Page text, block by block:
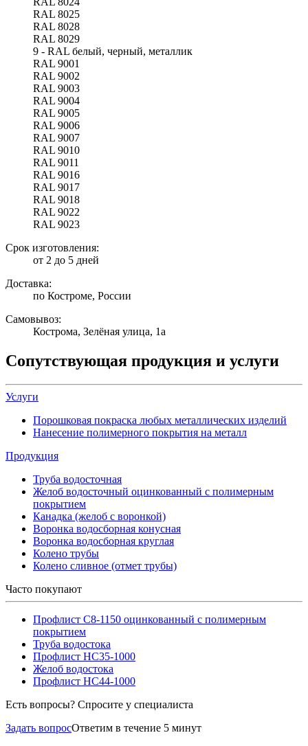
RAL 8025
RAL 8028
RAL 8029
9 - RAL белый, черный, металлик
RAL 9001
RAL 9002
RAL 9003
RAL 9004
RAL 9005
RAL 9006
RAL 9007
RAL 9010
RAL 9011
RAL 9016
RAL 9017
RAL 9018
RAL 9022
RAL 9023
Срок изготовления:
от 2 до 5 дней
Доставка:
по Костроме, России
Самовывоз:
Кострома, Зелёная улица, 1а
Сопутствующая продукция и услуги
Услуги
Порошковая покраска любых металлических изделий
Нанесение полимерного покрытия на металл
Продукция
Труба водосточная
Желоб водосточный оцинкованный с полимерным
покрытием
Канадка (желоб с воронкой)
Воронка водосборная конусная
Воронка водосборная круглая
Колено трубы
Колено сливное (отмет трубы)
Часто покупают
Профлист С8-1150 оцинкованный с полимерным
покрытием
Труба водостока
Профлист НС35-1000
Желоб водостока
Профлист НС44-1000
Есть вопросы? Спросите у специалиста
Задать вопросОтветим в течение 5 минут